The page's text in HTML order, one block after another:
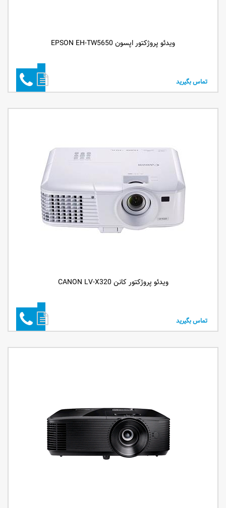
ویدئو پروژکتور اپسون EPSON EH-TW5650
تماس بگیرید
ویدئو پروژکتور کانن CANON LV-X320
تماس بگیرید